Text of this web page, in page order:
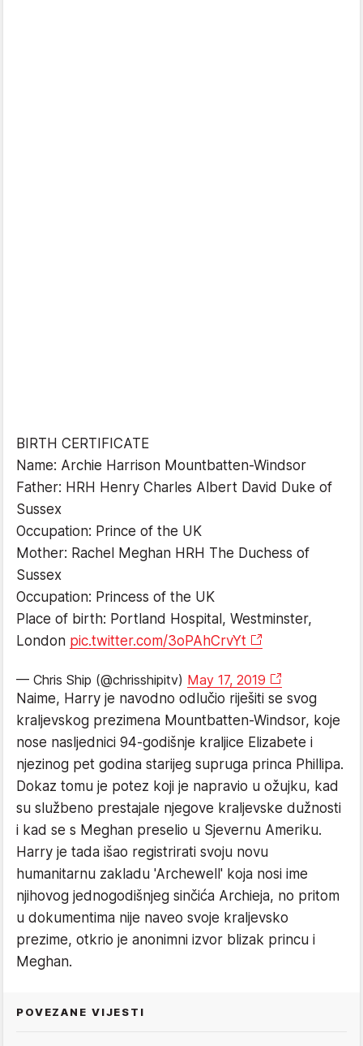
BIRTH CERTIFICATE
Name: Archie Harrison Mountbatten-Windsor
Father: HRH Henry Charles Albert David Duke of
Sussex
Occupation: Prince of the UK
Mother: Rachel Meghan HRH The Duchess of
Sussex
Occupation: Princess of the UK
Place of birth: Portland Hospital, Westminster,
London pic.twitter.com/3oPAhCrvYt
— Chris Ship (@chrisshipitv) May 17, 2019
Naime, Harry je navodno odlučio riješiti se svog
kraljevskog prezimena Mountbatten-Windsor, koje
nose nasljednici 94-godišnje kraljice Elizabete i
njezinog pet godina starijeg supruga princa Phillipa.
Dokaz tomu je potez koji je napravio u ožujku, kad
su službeno prestajale njegove kraljevske dužnosti
i kad se s Meghan preselio u Sjevernu Ameriku.
Harry je tada išao registrirati svoju novu
humanitarnu zakladu 'Archewell' koja nosi ime
njihovog jednogodišnjeg sinčića Archieja, no pritom
u dokumentima nije naveo svoje kraljevsko
prezime, otkrio je anonimni izvor blizak princu i
Meghan.
POVEZANE VIJESTI